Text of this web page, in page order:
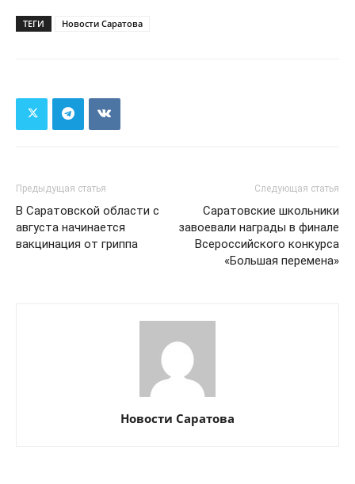
ТЕГИ Новости Саратова
Предыдущая статья
В Саратовской области с
августа начинается
вакцинация от гриппа
Следующая статья
Саратовские школьники
завоевали награды в финале
Всероссийского конкурса
«Большая перемена»
Новости Саратова